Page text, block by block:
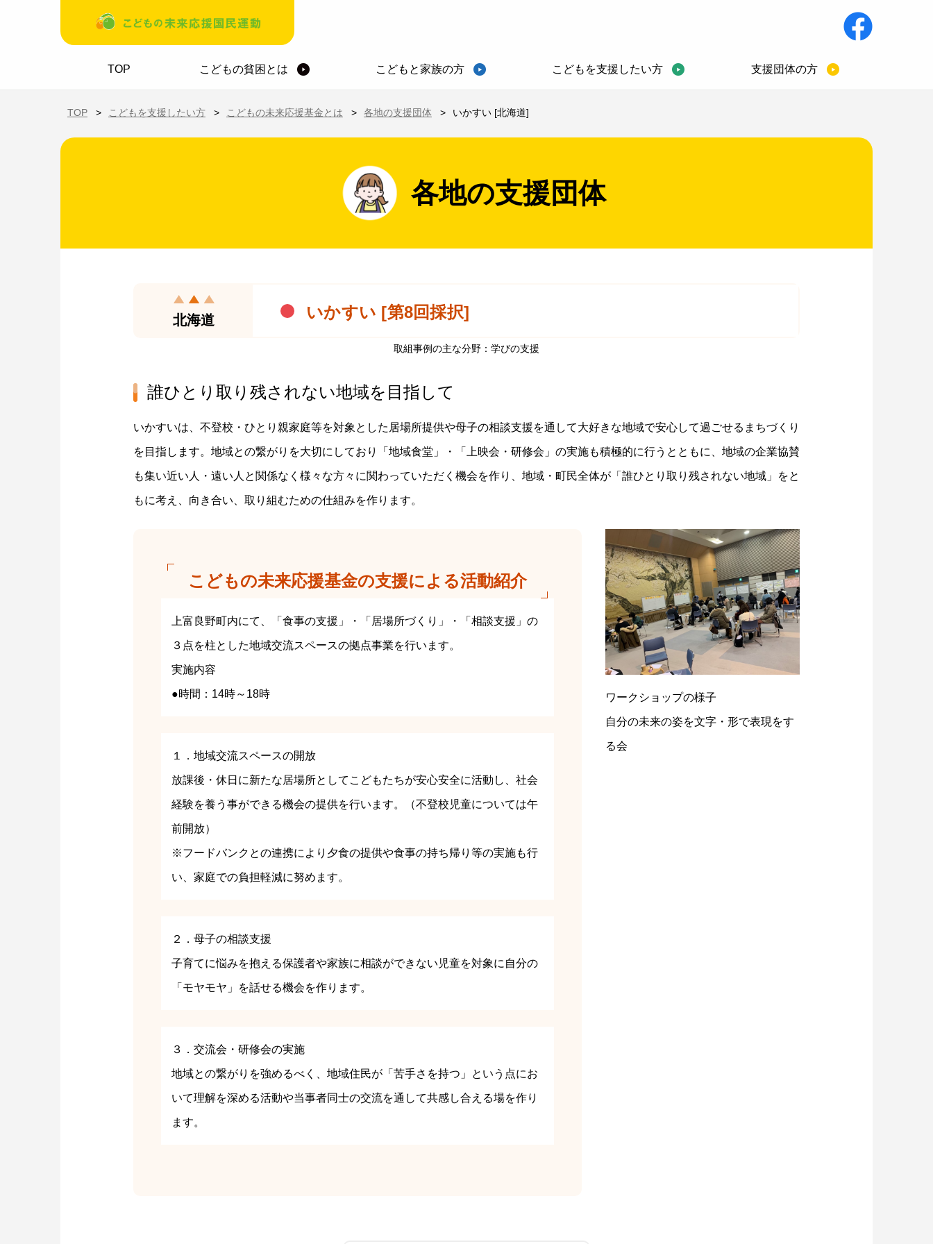
ホーム
TOP
こどもの貧困とは こどもと家族の方 こどもを支援したい方 支援団体の方
TOP こどもを支援したい方 こどもの未来応援基金とは 各地の支援団体 いかすい [北海道]
各地の支援団体
北海道 いかすい [第8回採択]
取組事例の主な分野：学びの支援
誰ひとり取り残されない地域を目指して
いかすいは、不登校・ひとり親家庭等を対象とした居場所提供や母子の相談支援を通して大好きな地域で安心して過ごせるまちづくり
を目指します。地域との繋がりを大切にしており「地域食堂」・「上映会・研修会」の実施も積極的に行うとともに、地域の企業協賛
も集い近い人・遠い人と関係なく様々な方々に関わっていただく機会を作り、地域・町民全体が「誰ひとり取り残されない地域」をと
もに考え、向き合い、取り組むための仕組みを作ります。
こどもの未来応援基金の支援による活動紹介
上富良野町内にて、「食事の支援」・「居場所づくり」・「相談支援」の
３点を柱とした地域交流スペースの拠点事業を行います。
実施内容
●時間：14時～18時
１．地域交流スペースの開放
放課後・休日に新たな居場所としてこどもたちが安心安全に活動し、社会
経験を養う事ができる機会の提供を行います。（不登校児童については午
前開放）
※フードバンクとの連携により夕食の提供や食事の持ち帰り等の実施も行
い、家庭での負担軽減に努めます。
２．母子の相談支援
子育てに悩みを抱える保護者や家族に相談ができない児童を対象に自分の
「モヤモヤ」を話せる機会を作ります。
３．交流会・研修会の実施
地域との繋がりを強めるべく、地域住民が「苦手さを持つ」という点にお
いて理解を深める活動や当事者同士の交流を通して共感し合える場を作り
ます。
ワークショップの様子
自分の未来の姿を文字・形で表現をす
る会